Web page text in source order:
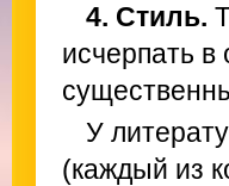
4. Стиль.
исчерпать
У
(каждый из